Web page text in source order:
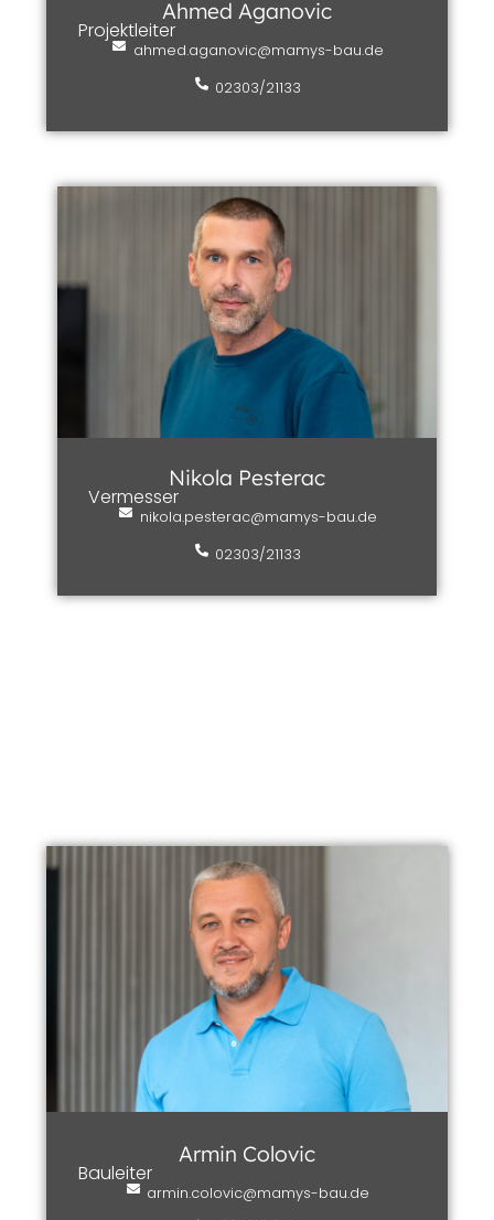
Ahmed Aganovic
Projektleiter
ahmed.aganovic@mamys-bau.de
02303/21133
Nikola Pesterac
Vermesser
nikola.pesterac@mamys-bau.de
02303/21133
Armin Colovic
Bauleiter
armin.colovic@mamys-bau.de